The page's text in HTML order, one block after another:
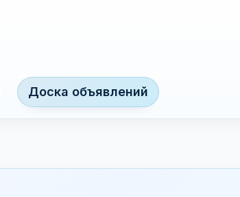
Доска объявлений